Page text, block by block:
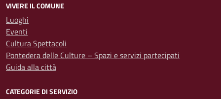
VIVERE IL COMUNE
Luoghi
Eventi
Cultura Spettacoli
Pontedera delle Culture – Spazi e servizi partecipati
Guida alla città
CATEGORIE DI SERVIZIO